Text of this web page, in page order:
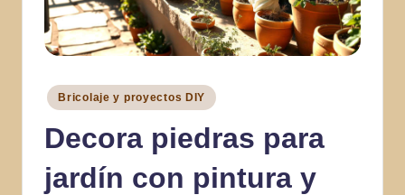
Publicado
en
Bricolaje y proyectos DIY
Decora piedras para
jardín con pintura y